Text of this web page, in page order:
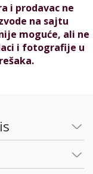
i prodavac ne
na sajtu
moguće, ali ne
i fotografije u